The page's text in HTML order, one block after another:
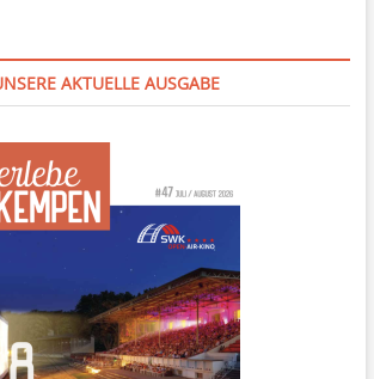
AKTUELLE AUSGABE